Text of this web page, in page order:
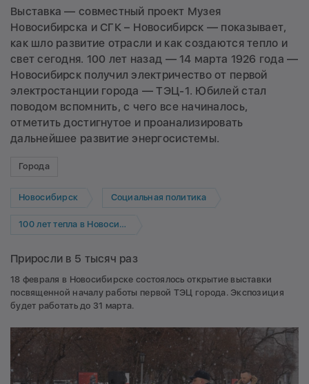
Выставка — совместный проект Музея
Новосибирска и СГК – Новосибирск — показывает,
как шло развитие отрасли и как создаются тепло и
свет сегодня. 100 лет назад — 14 марта 1926 года —
Новосибирск получил электричество от первой
электростанции города — ТЭЦ-1. Юбилей стал
поводом вспомнить, с чего все начиналось,
отметить достигнутое и проанализировать
дальнейшее развитие энергосистемы.
Города
Новосибирск Социальная политика
100 лет тепла в Новосибирске
Приросли в 5 тысяч раз
18 февраля в Новосибирске состоялось открытие выставки
посвященной началу работы первой ТЭЦ города. Экспозиция
будет работать до 31 марта.